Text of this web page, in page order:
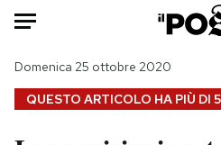
HOME
QUESTO ARTICOLO HA PIÙ DI
Domenica 25 ottobre 2020